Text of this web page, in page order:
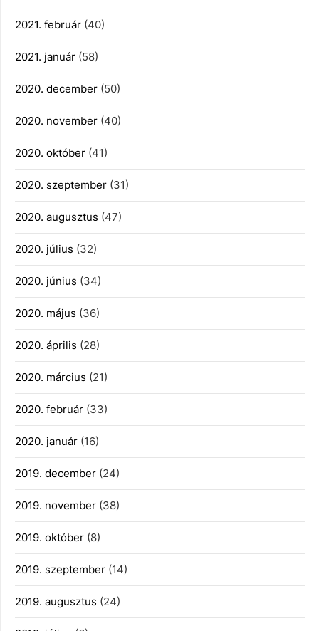
2021. február (40)
2021. január (58)
2020. december (50)
2020. november (40)
2020. október (41)
2020. szeptember (31)
2020. augusztus (47)
2020. július (32)
2020. június (34)
2020. május (36)
2020. április (28)
2020. március (21)
2020. február (33)
2020. január (16)
2019. december (24)
2019. november (38)
2019. október (8)
2019. szeptember (14)
2019. augusztus (24)